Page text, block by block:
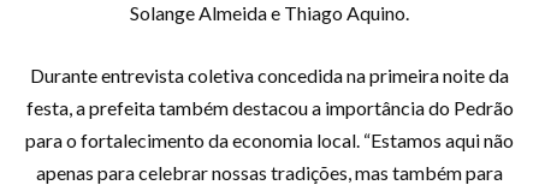
Solange Almeida e Thiago Aquino.
Durante entrevista coletiva concedida na primeira noite da
festa, a prefeita também destacou a importância do Pedrão
para o fortalecimento da economia local. “Estamos aqui não
apenas para celebrar nossas tradições, mas também para